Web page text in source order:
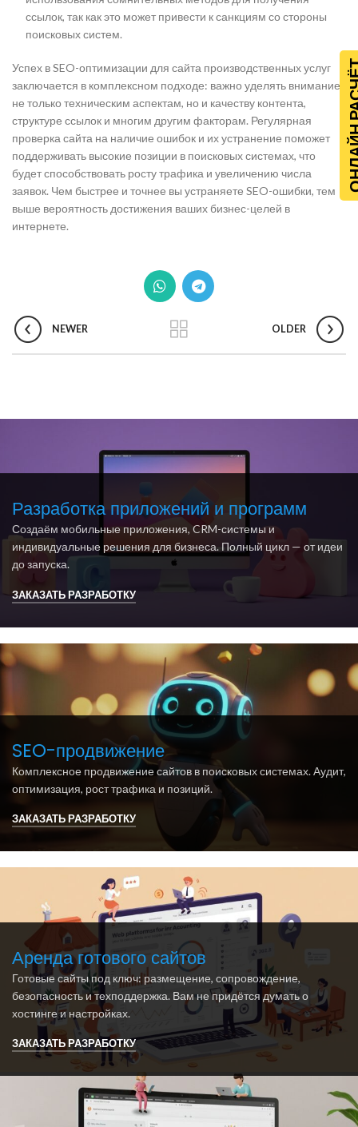
ссылок, так как это может привести к санкциям со стороны
поисковых систем.
Успех в SEO-оптимизации для сайта производственных услуг
заключается в комплексном подходе: важно уделять внимание
не только техническим аспектам, но и качеству контента,
структуре ссылок и многим другим факторам. Регулярная
проверка сайта на наличие ошибок и их устранение поможет
поддерживать высокие позиции в поисковых системах, что
будет способствовать росту трафика и увеличению числа
заявок. Чем быстрее и точнее вы устраняете SEO-ошибки, тем
выше вероятность достижения ваших бизнес-целей в
интернете.
NEWER OLDER
Разработка приложений и программ
Создаём мобильные приложения, CRM-системы и
индивидуальные решения для бизнеса. Полный цикл — от идеи
до запуска.
ЗАКАЗАТЬ РАЗРАБОТКУ
SEO-продвижение
Комплексное продвижение сайтов в поисковых системах. Аудит,
оптимизация, рост трафика и позиций.
ЗАКАЗАТЬ РАЗРАБОТКУ
Аренда готового сайтов
Готовые сайты под ключ: размещение, сопровождение,
безопасность и техподдержка. Вам не придётся думать о
хостинге и настройках.
ЗАКАЗАТЬ РАЗРАБОТКУ